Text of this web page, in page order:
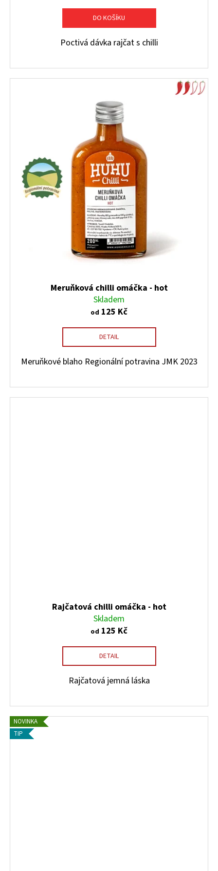
DO KOŠÍKU
Poctivá dávka rajčat s chilli
Meruňková chilli omáčka - hot
Skladem
od 125 Kč
DETAIL
Meruňkové blaho Regionální potravina JMK 2023
Rajčatová chilli omáčka - hot
Skladem
od 125 Kč
DETAIL
Rajčatová jemná láska
NOVINKA
TIP